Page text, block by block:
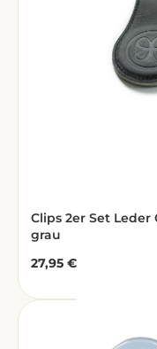
Clips 2er Set
grau
Regulärer Preis:
27,95 €